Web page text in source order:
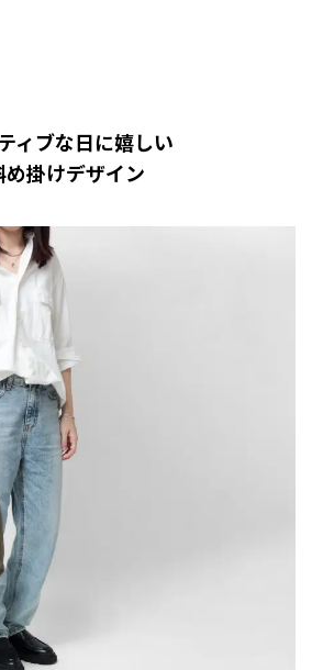
ィブな日に嬉しい
め掛けデザイン